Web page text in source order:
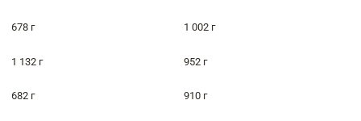
678 г 1 002 г
1 132 г 952 г
682 г 910 г